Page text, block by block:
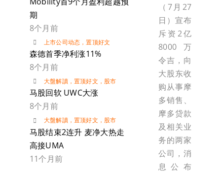
期
8个月前
上市公司动态 ，置顶好文
森德首季净利涨11%
8个月前
大盤解讀， 置顶好文 ， 股市
马股回软 UWC大涨
8个月前
大盤解讀， 置顶好文 ，股市
马股结束2连升 麦净大热走
高接UMA
11个月前
（7月27
日）宣布
斥资2亿
8000万
令吉，向
大股东收
购从事摩
多销售、
摩多贷款
及相关业
务的两家
公司，消
息公布